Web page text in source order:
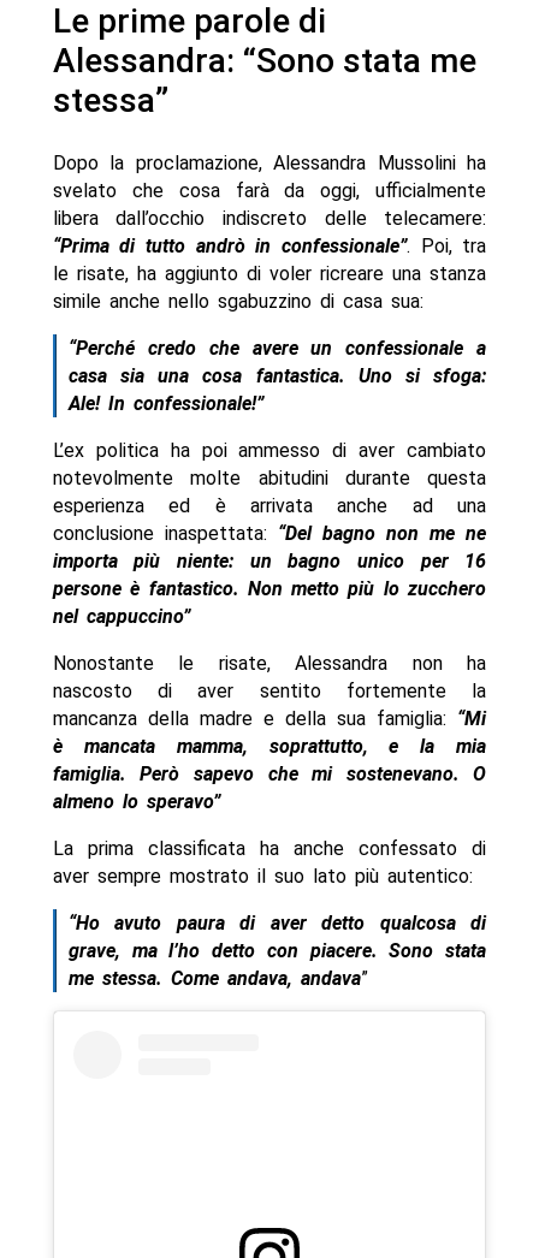
Le prime parole di
Alessandra: “Sono stata me
stessa”
Dopo la proclamazione, Alessandra Mussolini ha
svelato che cosa farà da oggi, ufficialmente
libera dall’occhio indiscreto delle telecamere:
“Prima di tutto andrò in confessionale”. Poi, tra
le risate, ha aggiunto di voler ricreare una stanza
simile anche nello sgabuzzino di casa sua:
“Perché credo che avere un confessionale a
casa sia una cosa fantastica. Uno si sfoga:
Ale! In confessionale!”
L’ex politica ha poi ammesso di aver cambiato
notevolmente molte abitudini durante questa
esperienza ed è arrivata anche ad una
conclusione inaspettata: “Del bagno non me ne
importa più niente: un bagno unico per 16
persone è fantastico. Non metto più lo zucchero
nel cappuccino”
Nonostante le risate, Alessandra non ha
nascosto di aver sentito fortemente la
mancanza della madre e della sua famiglia: “Mi
è mancata mamma, soprattutto, e la mia
famiglia. Però sapevo che mi sostenevano. O
almeno lo speravo”
La prima classificata ha anche confessato di
aver sempre mostrato il suo lato più autentico:
“Ho avuto paura di aver detto qualcosa di
grave, ma l’ho detto con piacere. Sono stata
me stessa. Come andava, andava”